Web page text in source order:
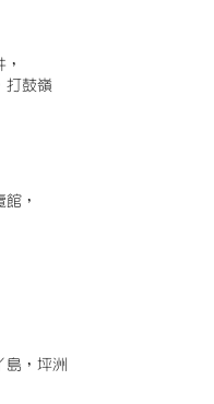
打鼓嶺
，
島，坪洲